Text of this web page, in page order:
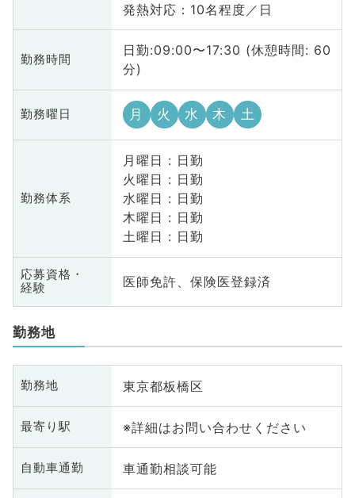
発熱対応：10名程度／日
勤務時間
日勤:09:00〜17:30 (休憩時間: 60
分)
勤務曜日 月 火 水 木 土
勤務体系
月曜日 : 日勤
火曜日 : 日勤
水曜日 : 日勤
木曜日 : 日勤
土曜日 : 日勤
応募資格・
経験
医師免許、保険医登録済
勤務地
勤務地 東京都板橋区
最寄り駅 ※詳細はお問い合わせください
自動車通勤 車通勤相談可能